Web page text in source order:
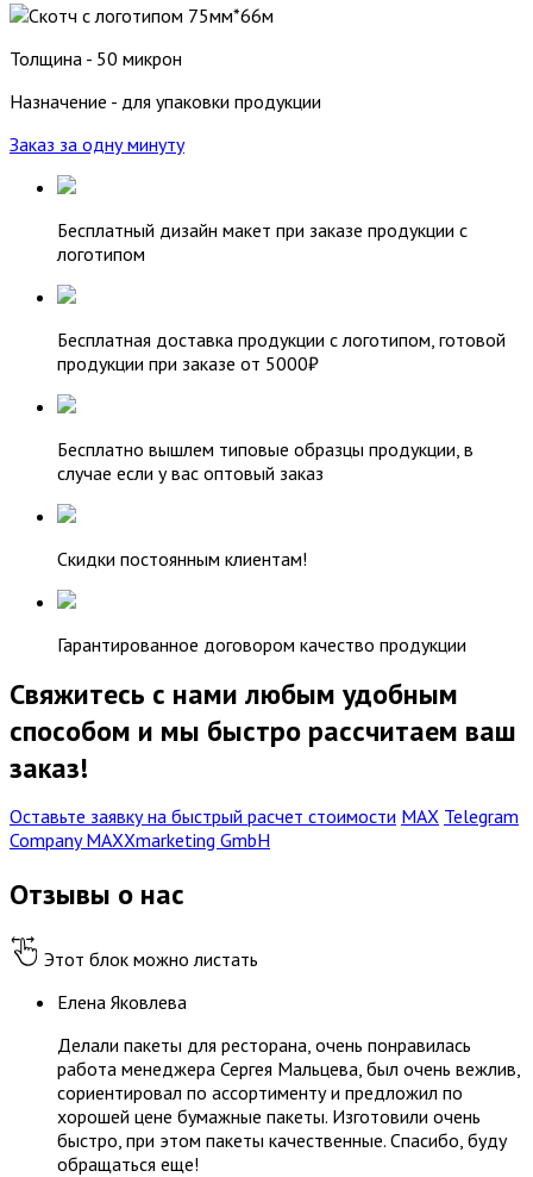
Толщина - 50 микрон
Назначение - для упаковки продукции
Заказ за одну минуту
Бесплатный дизайн макет при заказе продукции с
логотипом
Бесплатная доставка продукции с логотипом, готовой
продукции при заказе от 5000₽
Бесплатно вышлем типовые образцы продукции, в
случае если у вас оптовый заказ
Скидки постоянным клиентам!
Гарантированное договором качество продукции
Свяжитесь с нами любым удобным
способом и мы быстро рассчитаем ваш
заказ!
Оставьте заявку на быстрый расчет стоимости МАХ Telegram
Company MAXXmarketing GmbH
Отзывы о нас
Этот блок можно листать
Елена Яковлева
Делали пакеты для ресторана, очень понравилась
работа менеджера Сергея Мальцева, был очень вежлив,
сориентировал по ассортименту и предложил по
хорошей цене бумажные пакеты. Изготовили очень
быстро, при этом пакеты качественные. Спасибо, буду
обращаться еще!